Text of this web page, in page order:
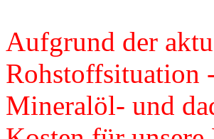
Aufgrund der
Rohstoffsituation
Mineralöl- und